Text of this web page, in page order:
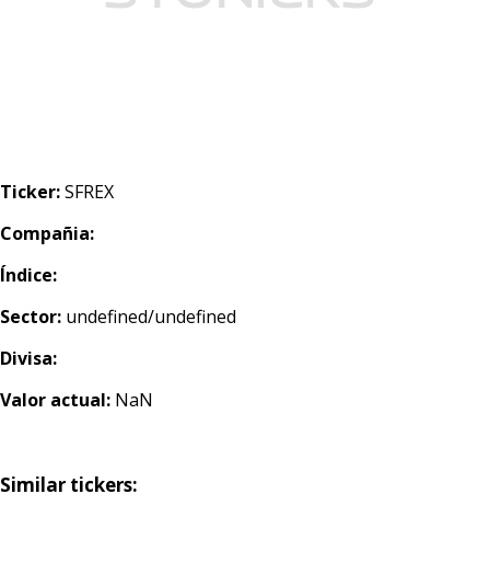
Ticker:SFREX
Compañia:
Índice:
Sector: undefined/undefined
Divisa:
Valor actual: NaN
Similar tickers: